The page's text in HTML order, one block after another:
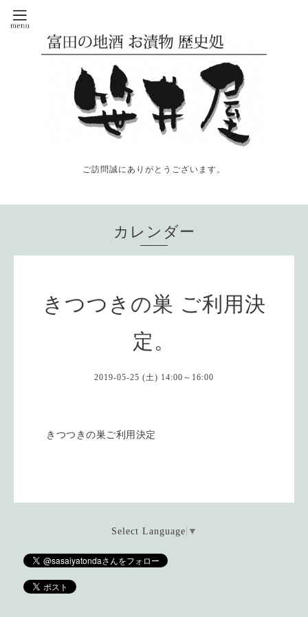
ご訪問誠にありがとうございます。
カレンダー
きつつきの巣 ご利用決
定。
2019-05-25 (土) 14:00～16:00
きつつきの巣ご利用決定
Select Language ▼